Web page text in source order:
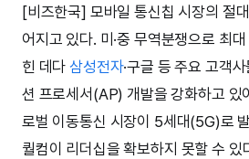
[비즈한국] 모바일 통신칩 시장의 절
어지고 있다. 미·중 무역분쟁으로 최
힌 데다삼성전자·구글 등 주요 고객
션 프로세서(AP) 개발을 강화하고 있
로벌 이동통신 시장이 5세대(5G)로
퀄컴이 리더십을 확보하지 못할 수 있